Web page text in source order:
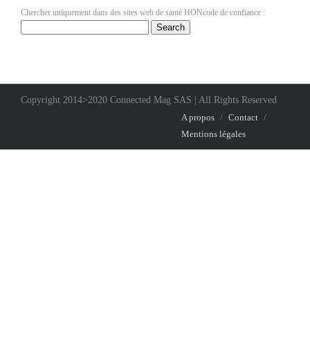
Chercher uniquement dans des sites web de santé HONcode de confiance :
Copyright 2014>2020 Connected Mag SAS | All Rights Reserved
A propos / Contact /
Mentions légales